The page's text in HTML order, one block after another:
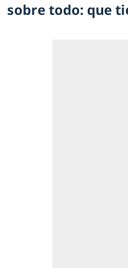
sobre todo: que